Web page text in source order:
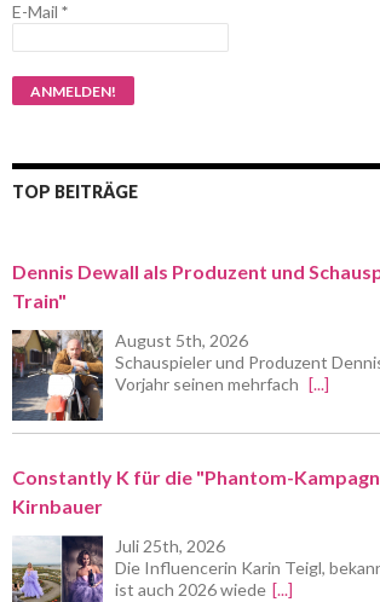
E-Mail *
TOP BEITRÄGE
Dennis Dewall als Produzent und
Train"
August 5th, 2026
Schauspieler und Produzent
Vorjahr seinen mehrfach
[...]
Constantly K für die "Phantom-
Kirnbauer
Juli 25th, 2026
Die Influencerin Karin Teigl,
ist auch 2026 wiede [...]